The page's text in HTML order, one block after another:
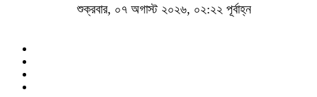
শুক্রবার, ০৭ অগাস্ট ২০২৬, ০২:২২ পূর্বাহ্ন